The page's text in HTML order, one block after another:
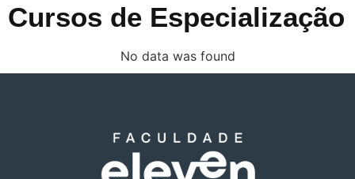
Cursos de Especialização
No data was found